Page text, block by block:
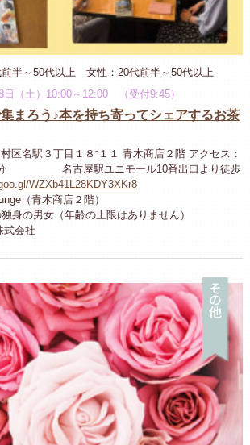
前半～50代以上 女性：20代前半～50代以上
日（土）10:00～12:00 （受付9:45）
まろう♪本を持ち寄ってシェアするお茶
区名駅３丁目１８⁻１１ 青木商店２階 アクセス：
5分 名古屋駅ユニモール10番出口より徒歩
WZXb41L28KDY3XKr8
（青木商店２階）
身の男女（年齢の上限はありません）
式会社
そ